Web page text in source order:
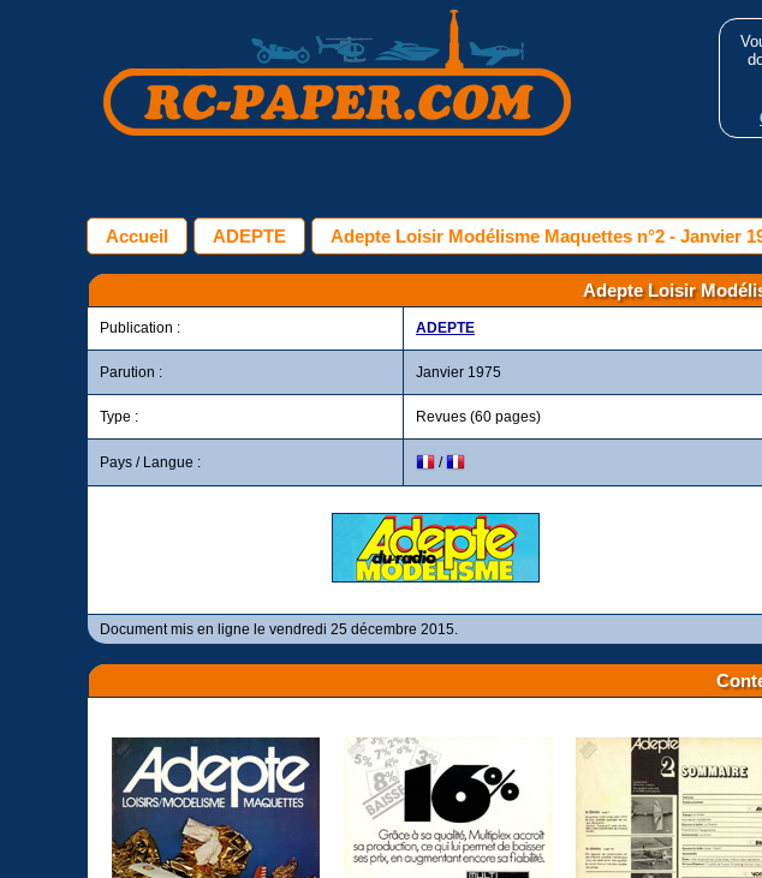
Accueil ADEPTE Adepte Loisir Modélisme Maquettes n°2 - Janvier
Adepte Loisir
Publication : ADEPTE
Parution : Janvier 1975
Type : Revues (60 pages)
Pays / Langue : /
Document mis en ligne le vendredi 25 décembre 2015.